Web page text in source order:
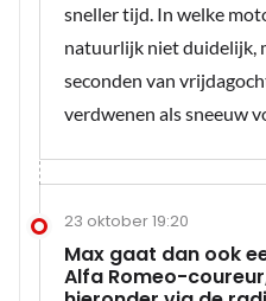
sneller tijd. In welke
natuurlijk niet duidelijk,
seconden van
verdwenen als sneeuw
23 oktober 19:20
Max gaat dan ook
Alfa Romeo-